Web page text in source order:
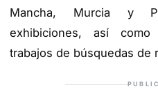
Mancha, Murcia y
exhibiciones, así
trabajos de búsquedas de